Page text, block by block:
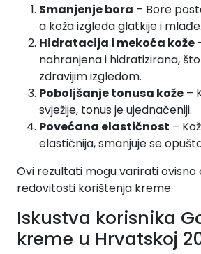
Smanjenje bora – Bore
a koža izgleda glatkije i mlađe.
Hidratacija i mekoća kože
nahranjena i hidratizirana,
zdravijim izgledom.
Poboljšanje tonusa kože –
svježije, tonus je ujednačeniji.
Povećana elastičnost –
elastičnija, smanjuje se
Ovi rezultati mogu varirati ovisno
redovitosti korištenja kreme.
Iskustva korisnika
kreme u Hrvatskoj